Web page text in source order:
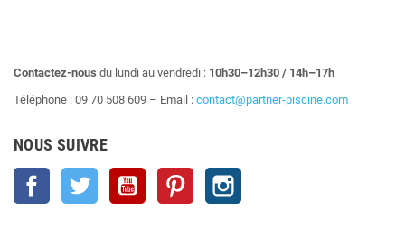
Contactez-nous du lundi au vendredi : 10h30–12h30 / 14h–17h
Téléphone : 09 70 508 609 – Email : contact@partner-piscine.com
NOUS SUIVRE
Facebook Twitter YouTube Pinterest